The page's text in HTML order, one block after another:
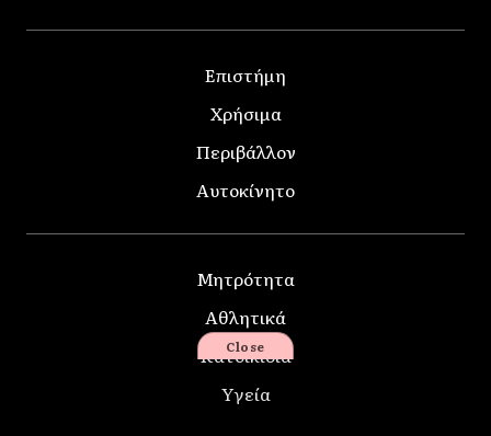
Επιστήμη
Χρήσιμα
Περιβάλλον
Αυτοκίνητο
Μητρότητα
Αθλητικά
Κατοικίδια
Υγεία
Close